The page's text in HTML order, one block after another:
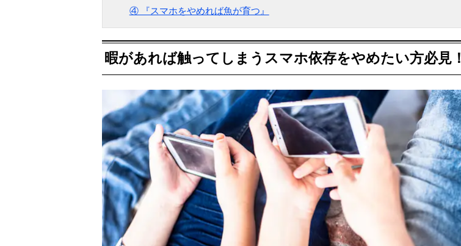
④ 『スマホをやめれば魚が育つ』
暇があれば触ってしまうスマホ依存をやめたい方必見！